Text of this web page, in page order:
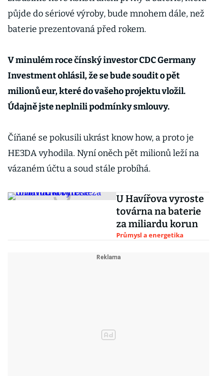
půjde do sériové výroby, bude mnohem dále, než
baterie prezentovaná před rokem.
V minulém roce čínský investor CDC Germany
Investment ohlásil, že se bude soudit o pět
milionů eur, které do vašeho projektu vložil.
Údajně jste neplnili podmínky smlouvy.
Číňané se pokusili ukrást know how, a proto je
HE3DA vyhodila. Nyní oněch pět milionů leží na
vázaném účtu a soud stále probíhá.
U Havířova vyroste
továrna na baterie
za miliardu korun
Průmysl a energetika